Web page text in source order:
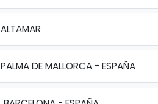
ALTAMAR
PALMA DE MALLORCA - ESPAÑA